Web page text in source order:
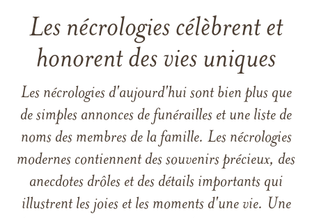
Les nécrologies célèbrent et
honorent des vies uniques
Les nécrologies d'aujourd'hui sont bien plus que
de simples annonces de funérailles et une liste de
noms des membres de la famille. Les nécrologies
modernes contiennent des souvenirs précieux, des
anecdotes drôles et des détails importants qui
illustrent les joies et les moments d'une vie. Une